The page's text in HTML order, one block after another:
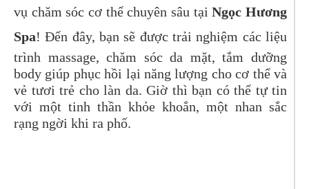
vụ chăm sóc cơ thể chuyên sâu tạiNgọc Hương
Spa! Đến đây, bạn sẽ được trải nghiệm các liệu
trình massage, chăm sóc da mặt, tắm dưỡng
body giúp phục hồi lại năng lượng cho cơ thể và
vẻ tươi trẻ cho làn da. Giờ thì bạn có thể tự tin
với một tinh thần khỏe khoắn, một nhan sắc
rạng ngời khi ra phố.